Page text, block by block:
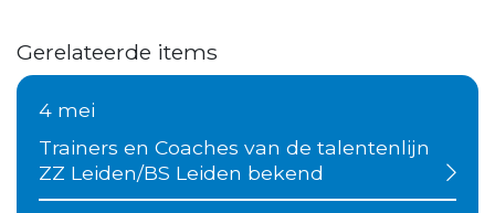
Gerelateerde items
4 mei
Trainers en Coaches van de talentenlijn
ZZ Leiden/BS Leiden bekend